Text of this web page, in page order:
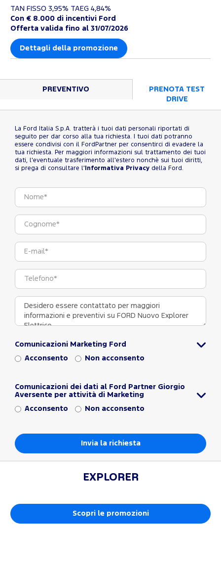
TAN FISSO 3,95% TAEG 4,84%
Con € 8.000 di incentivi Ford
Offerta valida fino al 31/07/2026
Dettagli della promozione
PREVENTIVO
PRENOTA TEST
DRIVE
La Ford Italia S.p.A. tratterà i tuoi dati personali riportati di
seguito per dar corso alla tua richiesta. I tuoi dati potranno
essere condivisi con il FordPartner per consentirci di evadere la
tua richiesta. Per maggiori informazioni sul trattamento dei tuoi
dati, l'eventuale trasferimento all'estero nonchè sui tuoi diritti,
si prega di consultare l' Informativa Privacy della Ford.
Comunicazioni Marketing Ford
Acconsento Non acconsento
Comunicazioni dei dati al Ford Partner Giorgio
Aversente per attività di Marketing
Acconsento Non acconsento
EXPLORER
Scopri le promozioni